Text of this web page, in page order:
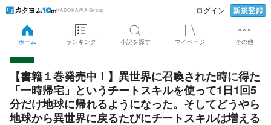
KADOKAWA Group ログイン 新規登録
ホーム ランキング 小説を探す マイページ その他
【書籍１巻発売中！】異世界に召喚された時に得た
「一時帰宅」というチートスキルを使って1日1回5
分だけ地球に帰れるようになった。そしてどうやら
地球から異世界に戻るたびにチートスキルは増える